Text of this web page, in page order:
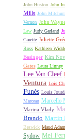
John Huston John
Mills John Mitchum
Vernon John
Law Judy Garland
Carette Juliette
Ross Kathleen
Basinger Kim
Gates Laura Linney
Lee Van Cleef
Ventura Lois
Funès Louis
Marceau Marcello
Marina Vlady
Brando Martin
Beswick Maud
Sydow Mel